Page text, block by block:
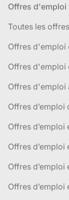
Offres
Toutes les offres
Offres d'emploi
Offres d'emploi
Offres d'emploi
Offres d’emploi
Offres
Offres d’emploi
Offres d’emploi
Offres